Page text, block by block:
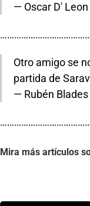
— Oscar D'
Otro amigo se
partida de
— Rubén
Mira más artículos